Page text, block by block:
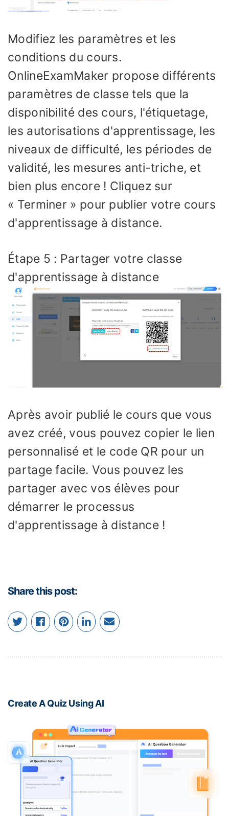
Modifiez les paramètres et les
conditions du cours.
OnlineExamMaker propose différents
paramètres de classe tels que la
disponibilité des cours, l'étiquetage,
les autorisations d'apprentissage, les
niveaux de difficulté, les périodes de
validité, les mesures anti-triche, et
bien plus encore ! Cliquez sur
« Terminer » pour publier votre cours
d'apprentissage à distance.
Étape 5 : Partager votre classe
d'apprentissage à distance
Après avoir publié le cours que vous
avez créé, vous pouvez copier le lien
personnalisé et le code QR pour un
partage facile. Vous pouvez les
partager avec vos élèves pour
démarrer le processus
d'apprentissage à distance !
Share this post:
Create A Quiz Using AI